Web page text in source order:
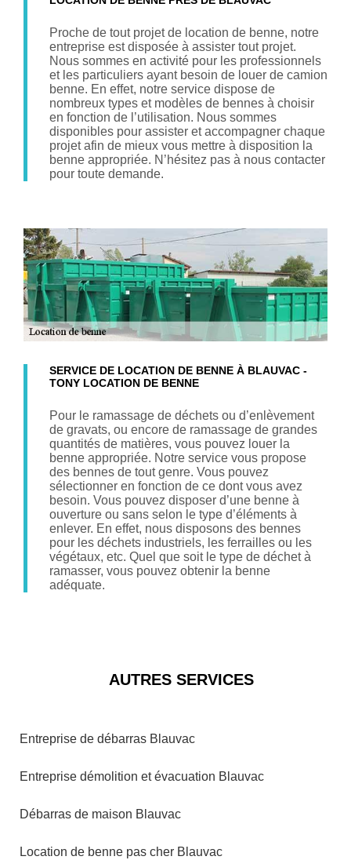
Proche de tout projet de location de benne, notre
entreprise est disposée à assister tout projet.
Nous sommes en activité pour les professionnels
et les particuliers ayant besoin de louer de camion
benne. En effet, notre service dispose de
nombreux types et modèles de bennes à choisir
en fonction de l’utilisation. Nous sommes
disponibles pour assister et accompagner chaque
projet afin de mieux vous mettre à disposition la
benne appropriée. N’hésitez pas à nous contacter
pour toute demande.
SERVICE DE LOCATION DE BENNE À BLAUVAC -
TONY LOCATION DE BENNE
Pour le ramassage de déchets ou d’enlèvement
de gravats, ou encore de ramassage de grandes
quantités de matières, vous pouvez louer la
benne appropriée. Notre service vous propose
des bennes de tout genre. Vous pouvez
sélectionner en fonction de ce dont vous avez
besoin. Vous pouvez disposer d’une benne à
ouverture ou sans selon le type d’éléments à
enlever. En effet, nous disposons des bennes
pour les déchets industriels, les ferrailles ou les
végétaux, etc. Quel que soit le type de déchet à
ramasser, vous pouvez obtenir la benne
adéquate.
AUTRES SERVICES
Entreprise de débarras Blauvac
Entreprise démolition et évacuation Blauvac
Débarras de maison Blauvac
Location de benne pas cher Blauvac